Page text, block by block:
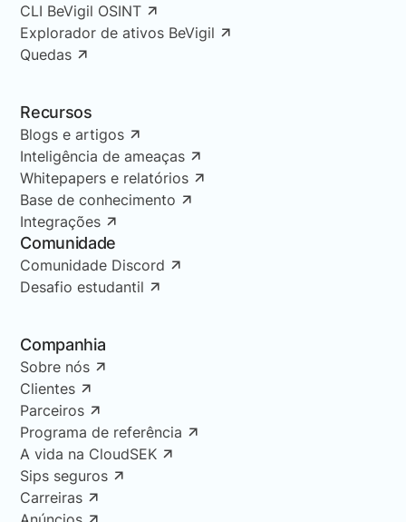
CLI BeVigil OSINT
Explorador de ativos BeVigil
Quedas
Recursos
Blogs e artigos
Inteligência de ameaças
Whitepapers e relatórios
Base de conhecimento
Integrações
Comunidade
Comunidade Discord
Desafio estudantil
Companhia
Sobre nós
Clientes
Parceiros
Programa de referência
A vida na CloudSEK
Sips seguros
Carreiras